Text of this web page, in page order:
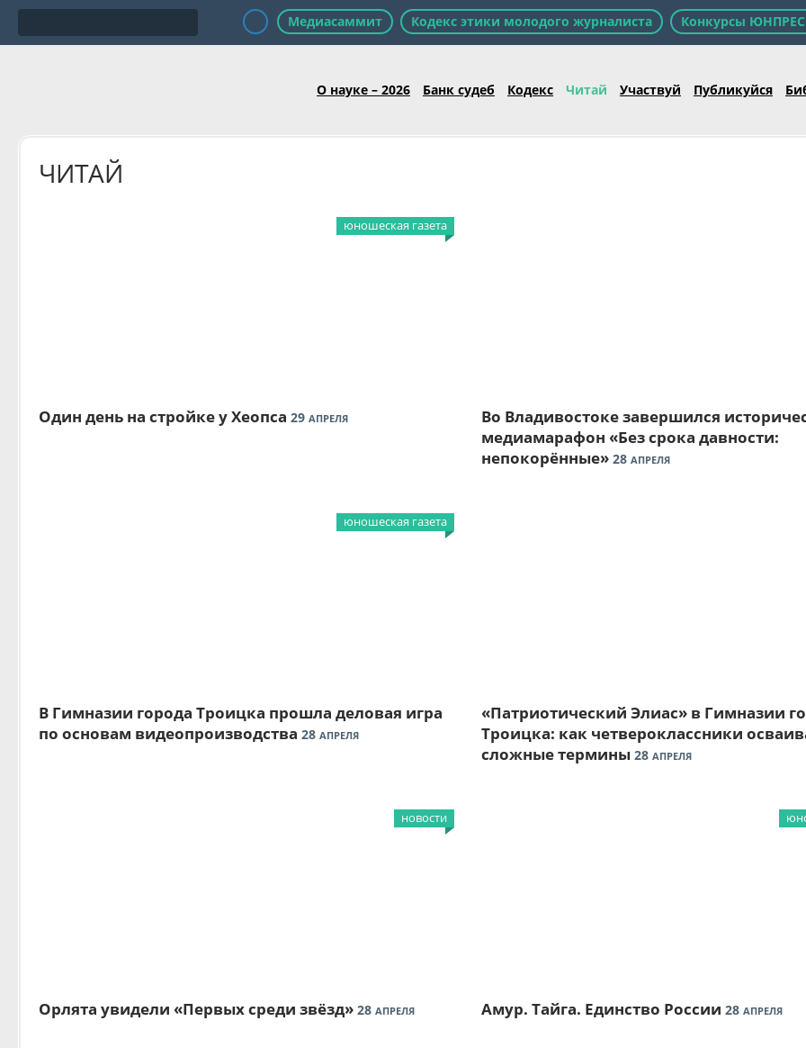
Медиасаммит Кодекс этики молодого журналиста Конкурсы
О науке – 2026 Банк судеб Кодекс Читай Участвуй Публикуйся
ЧИТАЙ
юношеская газета
Один день на стройке у Хеопса 29 АПРЕЛЯ
Во Владивостоке завершился
медиамарафон «Без срока давности:
непокорённые» 28 АПРЕЛЯ
юношеская газета
В Гимназии города Троицка прошла деловая игра
по основам видеопроизводства 28 АПРЕЛЯ
«Патриотический Элиас» в Гимназии
Троицка: как четвероклассники
сложные термины 28 АПРЕЛЯ
новости
Орлята увидели «Первых среди звёзд» 28 АПРЕЛЯ Амур. Тайга. Единство России 28 АПРЕЛЯ